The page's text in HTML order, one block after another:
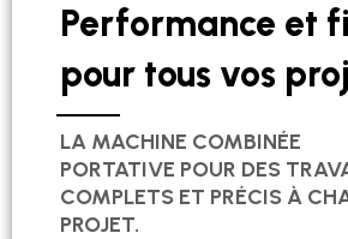
Performance et
pour tous vos
LA MACHINE COMBINÉE
PORTATIVE POUR DES
COMPLETS ET PRÉCIS À
PROJET.